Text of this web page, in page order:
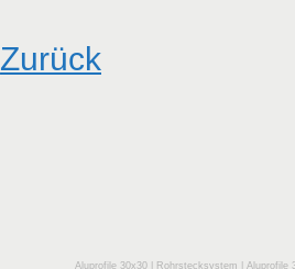
Zurück
Aluprofile 30x30 Rohrstecksystem
Aluprofile